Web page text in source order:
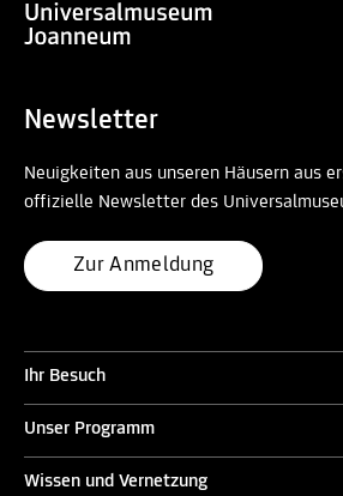
Newsletter
Neuigkeiten aus unseren Häusern aus
offizielle Newsletter des
Zur Anmeldung
Ihr Besuch
Unser Programm
Wissen und Vernetzung